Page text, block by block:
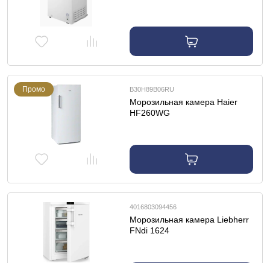
Промо B30H89B06RU
Морозильная камера Haier
HF260WG
4016803094456
Морозильная камера Liebherr
FNdi 1624